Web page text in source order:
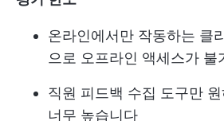
온라인에서만 작동하는 클
으로 오프라인 액세스가 불
직원 피드백 수집 도구만
너무 높습니다